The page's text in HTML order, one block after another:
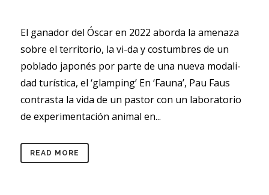
El ganador del Óscar en 2022 aborda la amenaza
sobre el territorio, la vi-da y costumbres de un
poblado japonés por parte de una nueva modali-
dad turística, el ‘glamping’ En ‘Fauna’, Pau Faus
contrasta la vida de un pastor con un laboratorio
de experimentación animal en...
READ MORE